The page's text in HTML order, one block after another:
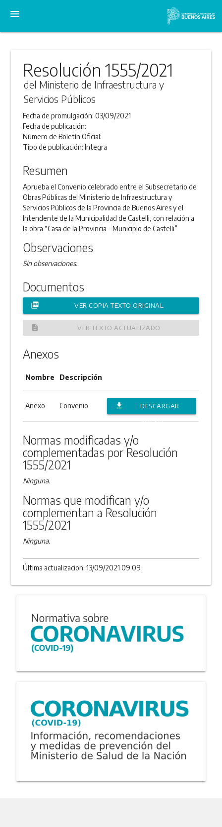
menu
Resolución 1555/2021
del Ministerio de Infraestructura y
Servicios Públicos
Fecha de promulgación:03/09/2021
Fecha de publicación:
Número de Boletín Oficial:
Tipo de publicación:Integra
Resumen
Aprueba el Convenio celebrado entre el Subsecretario de
Obras Públicas del Ministerio de Infraestructura y
Servicios Públicos de la Provincia de Buenos Aires y el
Intendente de la Municipalidad de Castelli, con relación a
la obra “Casa de la Provincia – Municipio de Castelli”
Observaciones
Sin observaciones.
Documentos
picture_as_pdf VER COPIA TEXTO ORIGINAL
description VER TEXTO ACTUALIZADO
Anexos
Nombre Descripción
Anexo Convenio file_download
DESCARGAR
ANEXO
Normas modificadas y/o
complementadas por Resolución
1555/2021
Ninguna.
Normas que modifican y/o
complementan a Resolución
1555/2021
Ninguna.
Última actualizacion: 13/09/2021 09:09